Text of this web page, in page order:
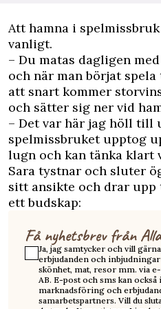
Att hamna i
vanligt.
– Du matas dagligen
och när man börjat
att snart kommer
och sätter sig ner vid
– Det var här jag höll till
spelmissbruket upptog
lugn och kan tänka klart
Sara tystnar och sluter
sitt ansikte och drar
ett budskap:
Få nyhetsbrev från
Ja, jag samtycker och vill
erbjudanden och
skönhet, mat, resor mm. via
AB. E-post och sms kan också
marknadsföring och
samarbetspartners. Vill du